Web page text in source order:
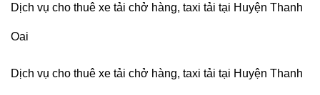
Dịch vụ cho thuê xe tải chở hàng, taxi tải tại Huyện Thanh
Oai
Dịch vụ cho thuê xe tải chở hàng, taxi tải tại Huyện Thanh